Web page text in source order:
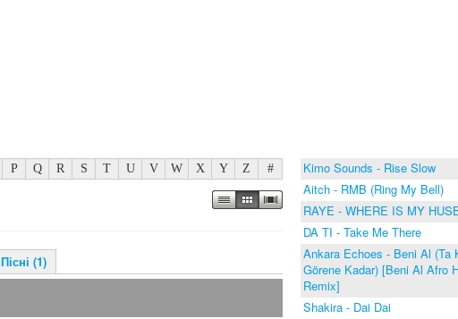
P Q R S T U V W X Y Z #
Пісні (1)
Kimo Sounds - Rise Slow
Aitch - RMB (Ring My Bell)
RAYE - WHERE IS MY
DA TI - Take Me There
Ankara Echoes - Beni Al (Ta
Görene Kadar) [Beni Al Afro
Remix]
Shakira - Dai Dai